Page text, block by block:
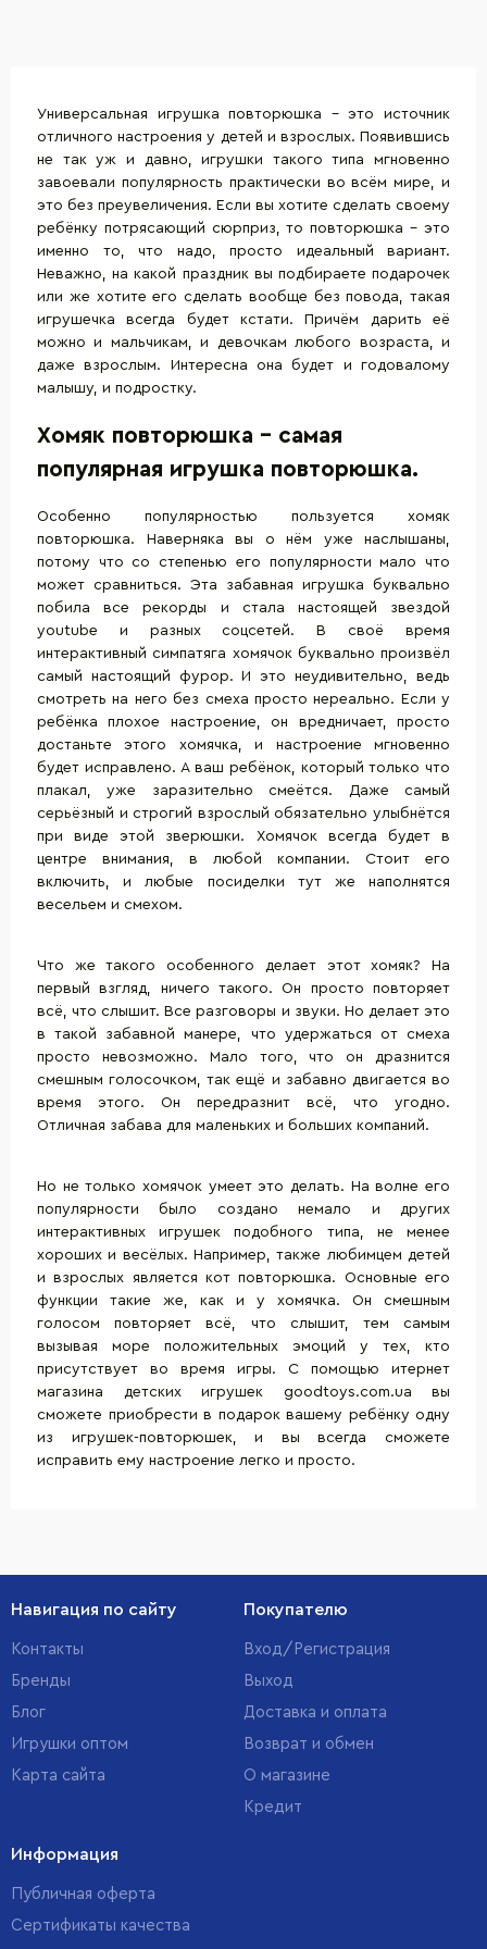
Универсальная игрушка повторюшка – это источник
отличного настроения у детей и взрослых. Появившись
не так уж и давно, игрушки такого типа мгновенно
завоевали популярность практически во всём мире, и
это без преувеличения. Если вы хотите сделать своему
ребёнку потрясающий сюрприз, то повторюшка – это
именно то, что надо, просто идеальный вариант.
Неважно, на какой праздник вы подбираете подарочек
или же хотите его сделать вообще без повода, такая
игрушечка всегда будет кстати. Причём дарить её
можно и мальчикам, и девочкам любого возраста, и
даже взрослым. Интересна она будет и годовалому
малышу, и подростку.
Хомяк повторюшка - самая
популярная игрушка повторюшка.
Особенно популярностью пользуется хомяк
повторюшка. Наверняка вы о нём уже наслышаны,
потому что со степенью его популярности мало что
может сравниться. Эта забавная игрушка буквально
побила все рекорды и стала настоящей звездой
youtube и разных соцсетей. В своё время
интерактивный симпатяга хомячок буквально произвёл
самый настоящий фурор. И это неудивительно, ведь
смотреть на него без смеха просто нереально. Если у
ребёнка плохое настроение, он вредничает, просто
достаньте этого хомячка, и настроение мгновенно
будет исправлено. А ваш ребёнок, который только что
плакал, уже заразительно смеётся. Даже самый
серьёзный и строгий взрослый обязательно улыбнётся
при виде этой зверюшки. Хомячок всегда будет в
центре внимания, в любой компании. Стоит его
включить, и любые посиделки тут же наполнятся
весельем и смехом.
Что же такого особенного делает этот хомяк? На
первый взгляд, ничего такого. Он просто повторяет
всё, что слышит. Все разговоры и звуки. Но делает это
в такой забавной манере, что удержаться от смеха
просто невозможно. Мало того, что он дразнится
смешным голосочком, так ещё и забавно двигается во
время этого. Он передразнит всё, что угодно.
Отличная забава для маленьких и больших компаний.
Но не только хомячок умеет это делать. На волне его
популярности было создано немало и других
интерактивных игрушек подобного типа, не менее
хороших и весёлых. Например, также любимцем детей
и взрослых является кот повторюшка. Основные его
функции такие же, как и у хомячка. Он смешным
голосом повторяет всё, что слышит, тем самым
вызывая море положительных эмоций у тех, кто
присутствует во время игры. C помощью итернет
магазина детских игрушек goodtoys.com.ua вы
сможете приобрести в подарок вашему ребёнку одну
из игрушек-повторюшек, и вы всегда сможете
исправить ему настроение легко и просто.
Навигация по сайту
Контакты
Бренды
Блог
Игрушки оптом
Карта сайта
Покупателю
Вход/Регистрация
Выход
Доставка и оплата
Возврат и обмен
О магазине
Кредит
Информация
Публичная оферта
Сертификаты качества